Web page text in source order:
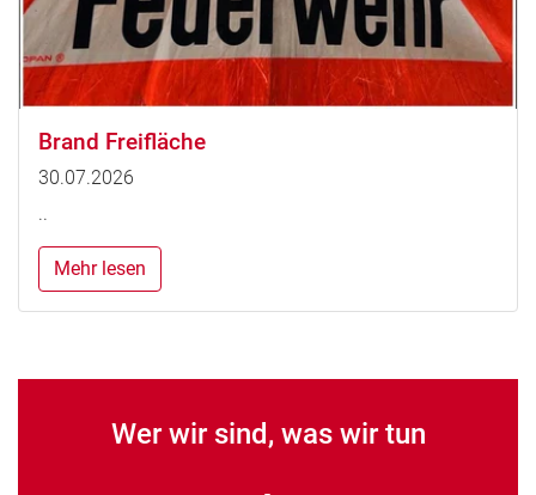
Brand Freifläche
30.07.2026
..
Mehr lesen
Wer wir sind, was wir tun